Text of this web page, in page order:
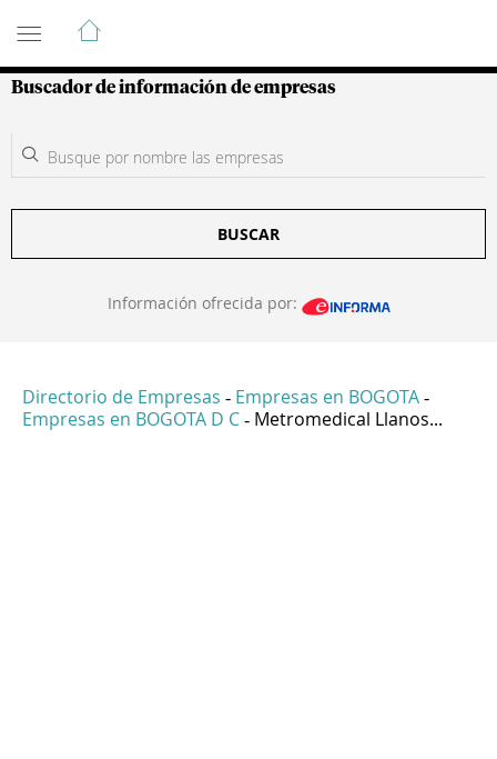
Guía de Empresas Colombianas
Buscador de información de empresas
BUSCAR
Información ofrecida por:
Directorio de Empresas - Empresas en BOGOTA -
Empresas en BOGOTA D C - Metromedical Llanos...